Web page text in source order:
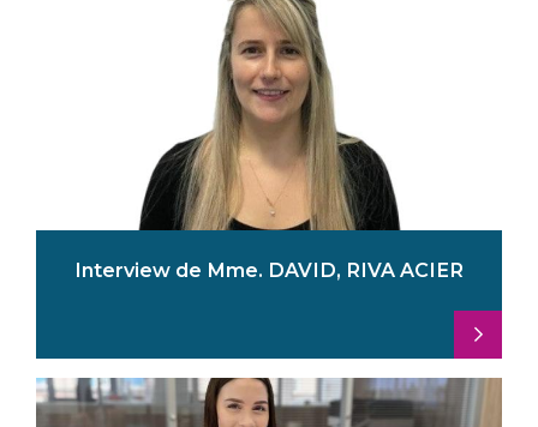
Interview de Mme. DAVID, RIVA ACIER